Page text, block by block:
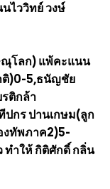
ไววิทย์ วงษ์
โลก) แพ้คะแนน
ติ)0-5,ธนัญชัย
ติกล้า
กร ปานเกษม(ลูก
งทัพภาค2)5-
ำให้ กิติศักดิ์ กลิ่น